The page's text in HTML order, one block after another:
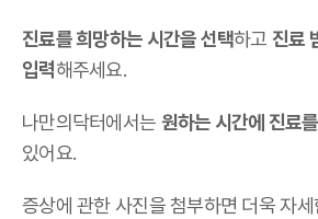
진료를 희망하는 시간을 선택하고 진료
입력해주세요.
나만의닥터에서는 원하는 시간에 진료
있어요.
증상에 관한 사진을 첨부하면 더욱 자